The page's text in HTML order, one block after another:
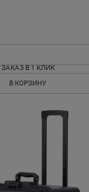
ЗАКАЗ В 1 КЛИК
В КОРЗИНУ